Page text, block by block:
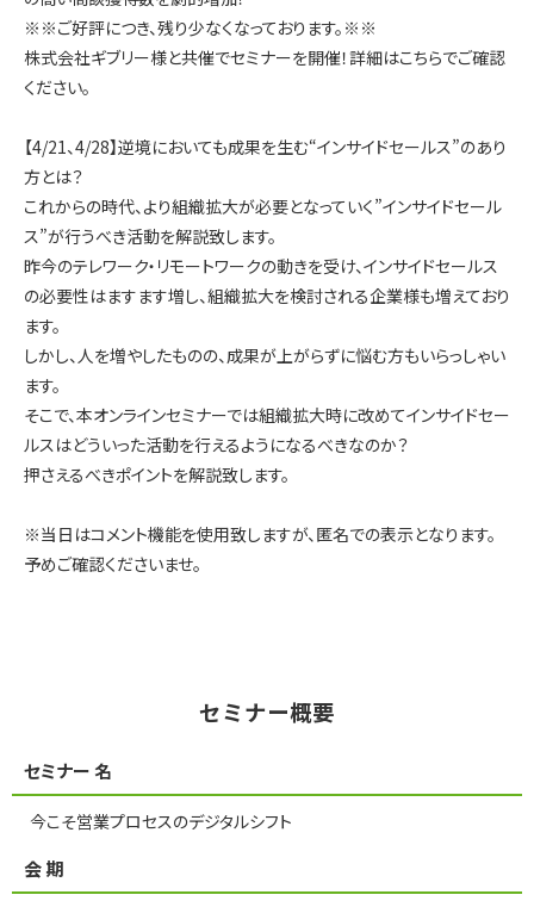
※※ご好評につき、残り少なくなっております。※※
株式会社ギブリー様と共催でセミナーを開催！詳細はこちらでご確認
ください。
【4/21、4/28】逆境においても成果を生む“インサイドセールス”のあり
方とは？
これからの時代、より組織拡大が必要となっていく”インサイドセール
ス”が行うべき活動を解説致します。
昨今のテレワーク・リモートワークの動きを受け、インサイドセールス
の必要性はますます増し、組織拡大を検討される企業様も増えており
ます。
しかし、人を増やしたものの、成果が上がらずに悩む方もいらっしゃい
ます。
そこで、本オンラインセミナーでは組織拡大時に改めてインサイドセー
ルスはどういった活動を行えるようになるべきなのか？
押さえるべきポイントを解説致します。
※当日はコメント機能を使用致しますが、匿名での表示となります。
予めご確認くださいませ。
セミナー概要
セミナー 名
今こそ営業プロセスのデジタルシフト
会 期